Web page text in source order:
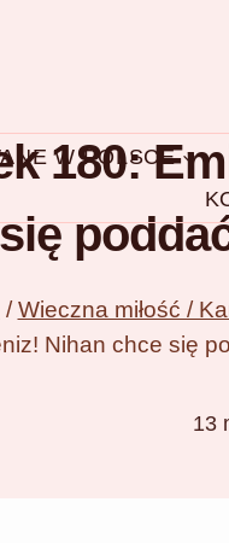
W POLSCE
180:
/ Wieczna miłość /
Nihan chce się
13